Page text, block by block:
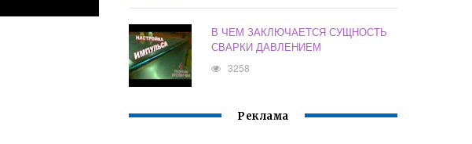
В ЧЕМ ЗАКЛЮЧАЕТСЯ СУЩНОСТЬ
СВАРКИ ДАВЛЕНИЕМ
3258
Реклама